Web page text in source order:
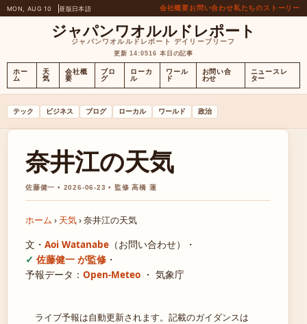
MON, AUG 10 昼版日本語 会社概要お問い合わせ私たちのストーリー
ジャパンワオルルドレポート
ジャパンワオルルドレポート デイリーブリーフ
更新 14:0516 本日の記事
ホー
ム
天
気
会社概
要
ブロ
グ
ローカ
ル
ワール
ド
お問い合
わせ
ニュースレ
ター
テック ビジネス ブログ ローカル ワールド 政治
奈井江の天気
佐藤健一 • 2026-06-23 • 監修 高橋 蓮
ホーム › 天気›奈井江の天気
文・ Aoi Watanabe （お問い合わせ）
・
佐藤健一 が監修 ・
予報データ： Open-Meteo ・ 気象庁
ライブ予報は自動更新されます。記載のガイダンスは